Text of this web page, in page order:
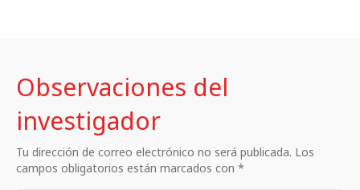
Observaciones del
investigador
Tu dirección de correo electrónico no será publicada. Los
campos obligatorios están marcados con *